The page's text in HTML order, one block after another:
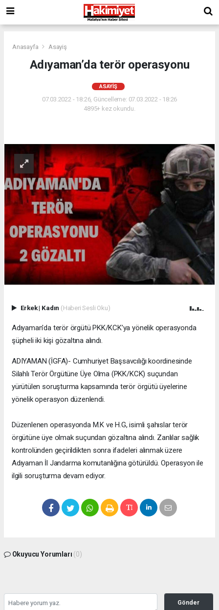
Anasayfa Asayiş
Adıyaman’da terör operasyonu
ASAYIŞ
07.03.2022 - 18:26, Güncelleme: 07.03.2022 - 18:26
4895+ kez okundu.
Erkek| Kadın (Haberi Sesli Oku)
Adıyaman'da terör örgütü PKK/KCK’ya yönelik operasyonda
şüpheli iki kişi gözaltına alındı.
ADIYAMAN (İGFA)- Cumhuriyet Başsavcılığı koordinesinde
Silahlı Terör Örgütüne Üye Olma (PKK/KCK) suçundan
yürütülen soruşturma kapsamında terör örgütü üyelerine
yönelik operasyon düzenlendi.
Düzenlenen operasyonda M.K ve H.G, isimli şahıslar terör
örgütüne üye olmak suçundan gözaltına alındı. Zanlılar sağlık
kontrolünden geçirildikten sonra ifadeleri alınmak üzere
Adıyaman İl Jandarma komutanlığına götürüldü. Operasyon ile
ilgili soruşturma devam ediyor.
Okuyucu Yorumları (0)
Gönder